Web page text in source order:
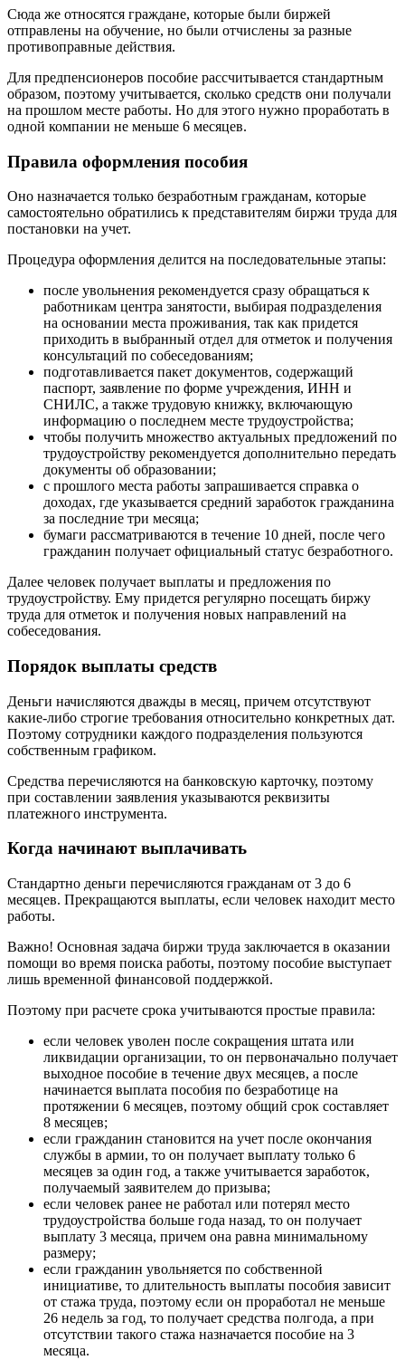
Сюда же относятся граждане, которые были биржей
отправлены на обучение, но были отчислены за разные
противоправные действия.
Для предпенсионеров пособие рассчитывается стандартным
образом, поэтому учитывается, сколько средств они получали
на прошлом месте работы. Но для этого нужно проработать в
одной компании не меньше 6 месяцев.
Правила оформления пособия
Оно назначается только безработным гражданам, которые
самостоятельно обратились к представителям биржи труда для
постановки на учет.
Процедура оформления делится на последовательные этапы:
после увольнения рекомендуется сразу обращаться к
работникам центра занятости, выбирая подразделения
на основании места проживания, так как придется
приходить в выбранный отдел для отметок и получения
консультаций по собеседованиям;
подготавливается пакет документов, содержащий
паспорт, заявление по форме учреждения, ИНН и
СНИЛС, а также трудовую книжку, включающую
информацию о последнем месте трудоустройства;
чтобы получить множество актуальных предложений по
трудоустройству рекомендуется дополнительно передать
документы об образовании;
с прошлого места работы запрашивается справка о
доходах, где указывается средний заработок гражданина
за последние три месяца;
бумаги рассматриваются в течение 10 дней, после чего
гражданин получает официальный статус безработного.
Далее человек получает выплаты и предложения по
трудоустройству. Ему придется регулярно посещать биржу
труда для отметок и получения новых направлений на
собеседования.
Порядок выплаты средств
Деньги начисляются дважды в месяц, причем отсутствуют
какие-либо строгие требования относительно конкретных дат.
Поэтому сотрудники каждого подразделения пользуются
собственным графиком.
Средства перечисляются на банковскую карточку, поэтому
при составлении заявления указываются реквизиты
платежного инструмента.
Когда начинают выплачивать
Стандартно деньги перечисляются гражданам от 3 до 6
месяцев. Прекращаются выплаты, если человек находит место
работы.
Важно! Основная задача биржи труда заключается в оказании
помощи во время поиска работы, поэтому пособие выступает
лишь временной финансовой поддержкой.
Поэтому при расчете срока учитываются простые правила:
если человек уволен после сокращения штата или
ликвидации организации, то он первоначально получает
выходное пособие в течение двух месяцев, а после
начинается выплата пособия по безработице на
протяжении 6 месяцев, поэтому общий срок составляет
8 месяцев;
если гражданин становится на учет после окончания
службы в армии, то он получает выплату только 6
месяцев за один год, а также учитывается заработок,
получаемый заявителем до призыва;
если человек ранее не работал или потерял место
трудоустройства больше года назад, то он получает
выплату 3 месяца, причем она равна минимальному
размеру;
если гражданин увольняется по собственной
инициативе, то длительность выплаты пособия зависит
от стажа труда, поэтому если он проработал не меньше
26 недель за год, то получает средства полгода, а при
отсутствии такого стажа назначается пособие на 3
месяца.